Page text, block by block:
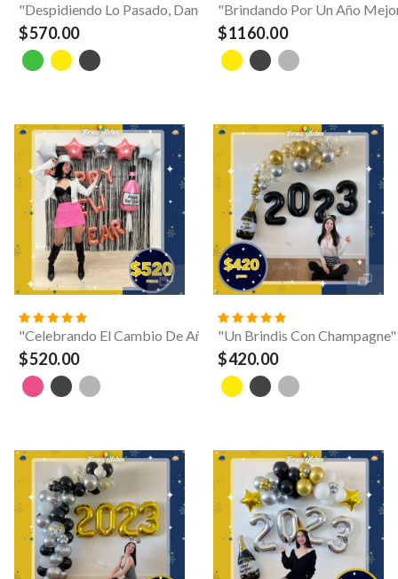
"Despidiendo Lo Pasado, Dando La Bienvenida Al Futuro"
$570.00
"Brindando Por Un Año
$1160.00
"Celebrando El Cambio De Año Con Estrellas"
$520.00
"Un Brindis Con Champagne"
$420.00